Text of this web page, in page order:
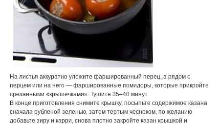
На листья аккуратно уложите фаршированный перец, а рядом с
перцем или на него — фаршированные помидоры, которые прикройте
срезанными «крышечками». Тушите 35–40 минут.
В конце приготовления снимите крышку, посыпьте содержимое казана
сначала рубленой зеленью, затем тертым чесноком, по желанию
добавьте зиру и карри, снова плотно закройте казан крышкой и